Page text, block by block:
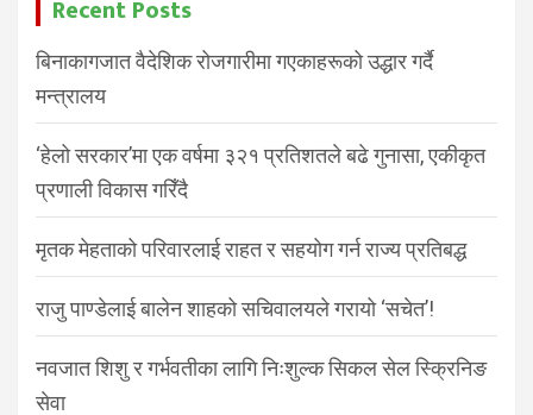
Recent Posts
बिनाकागजात वैदेशिक रोजगारीमा गएकाहरूको उद्धार गर्दै
मन्त्रालय
‘हेलो सरकार’मा एक वर्षमा ३२१ प्रतिशतले बढे गुनासा, एकीकृत
प्रणाली विकास गरिँदै
मृतक मेहताको परिवारलाई राहत र सहयोग गर्न राज्य प्रतिबद्ध
राजु पाण्डेलाई बालेन शाहको सचिवालयले गरायो ‘सचेत’!
नवजात शिशु र गर्भवतीका लागि निःशुल्क सिकल सेल स्क्रिनिङ
सेवा